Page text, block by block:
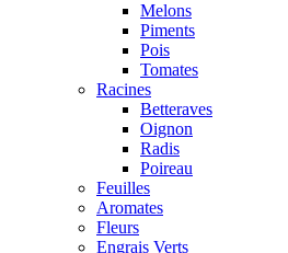
Melons
Piments
Pois
Tomates
Racines
Betteraves
Oignon
Radis
Poireau
Feuilles
Aromates
Fleurs
Engrais Verts